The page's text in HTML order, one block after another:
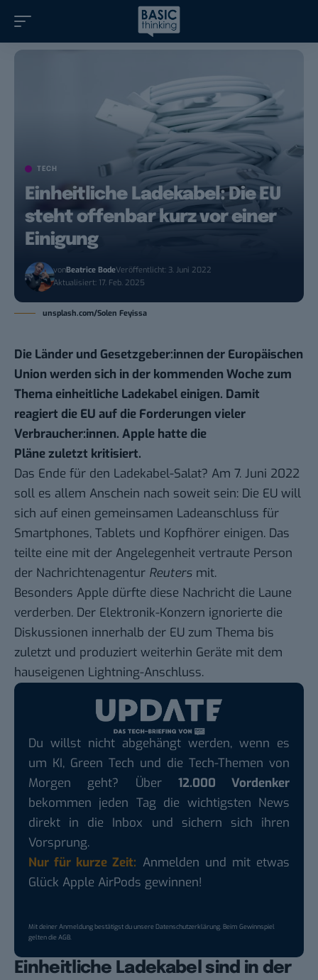
TECH
Einheitliche Ladekabel: Die EU
steht offenbar kurz vor einer
Einigung
vonBeatrice BodeVeröffentlicht: 3. Juni 2022
Aktualisiert: 17. Feb. 2025
unsplash.com/Solen Feyissa
Die Länder und Gesetzgeber:innen der Europäischen
Union werden sich in der kommenden Woche zum
Thema einheitliche Ladekabel einigen. Damit
reagiert die EU auf die Forderungen vieler
Verbraucher:innen. Apple hatte die
Pläne zuletzt kritisiert.
Das Ende für den Ladekabel-Salat? Am 7. Juni 2022
soll es allem Anschein nach soweit sein: Die EU will
sich auf einen gemeinsamen Ladeanschluss für
Smartphones, Tablets und Kopfhörer einigen. Das
teilte eine mit der Angelegenheit vertraute Person
der Nachrichtenagentur Reuters mit.
Besonders Apple dürfte diese Nachricht die Laune
verderben. Der Elektronik-Konzern ignorierte die
Diskussionen innerhalb der EU zum Thema bis
zuletzt und produziert weiterhin Geräte mit dem
hauseigenen Lightning-Anschluss.
Du willst nicht abgehängt werden, wenn es
um KI, Green Tech und die Tech-Themen von
Morgen geht? Über 12.000 Vordenker
bekommen jeden Tag die wichtigsten News
direkt in die Inbox und sichern sich ihren
Vorsprung.
Nur für kurze Zeit: Anmelden und mit etwas
Glück Apple AirPods gewinnen!
Mit deiner Anmeldung bestätigst du unsereDatenschutzerklärung. Beim Gewinnspiel
gelten dieAGB.
Einheitliche Ladekabel sind in der